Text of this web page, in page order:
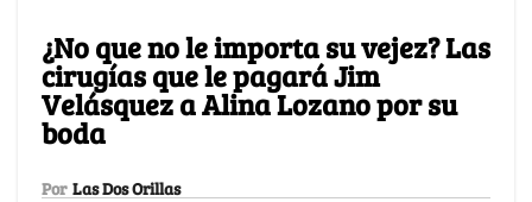
¿No que no le importa su vejez? Las
cirugías que le pagará Jim
Velásquez a Alina Lozano por su
boda
Por Las Dos Orillas